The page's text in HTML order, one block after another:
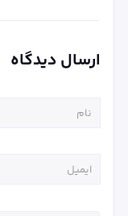
ارسال دیدگاه